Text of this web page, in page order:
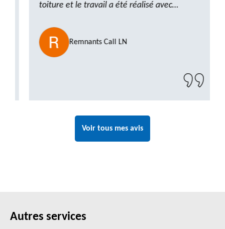
toiture et le travail a été réalisé avec
ponctuel et à l’écoute, le résultat est
impeccable et le chantier a été laissé propre.
Un artisan de confiance que je n’hésiterai pas
Remnants Call LN
Voir tous mes avis
Autres services